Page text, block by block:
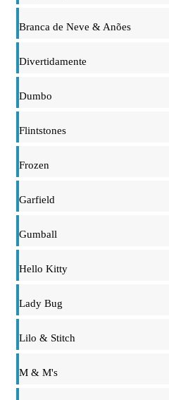
Branca de Neve & Anões
Divertidamente
Dumbo
Flintstones
Frozen
Garfield
Gumball
Hello Kitty
Lady Bug
Lilo & Stitch
M & M's